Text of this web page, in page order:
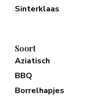
Sinterklaas
Soort
Aziatisch
BBQ
Borrelhapjes